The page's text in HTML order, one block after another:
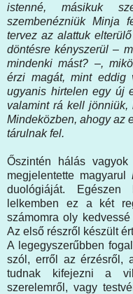
istenné, másikuk
szembenézniük Minja
tervez az alattuk
döntésre kényszerül –
mindenki mást? –,
érzi magát, mint eddig
ugyanis hirtelen egy új
valamint rá kell jönniük,
Mindeközben, ahogy az
tárulnak fel.
Őszintén hálás
megjelentette magyarul
duológiáját.
lelkemben ez a két
számomra oly
Az első részről készült
A legegyszerűbben
szól, erről az érzésről,
tudnak kifejezni a
szerelemről, vagy